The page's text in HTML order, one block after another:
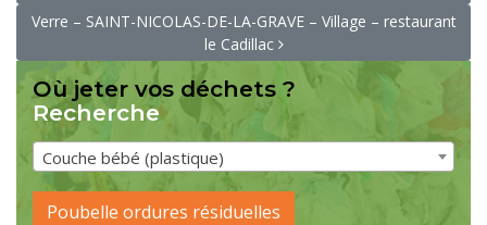
Verre – SAINT-NICOLAS-DE-LA-GRAVE – Village – restaurant
le Cadillac
Où jeter vos déchets ?
Recherche
Couche bébé (plastique)
Poubelle ordures résiduelles